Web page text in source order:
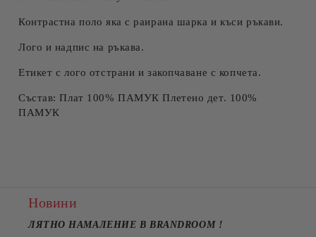
Ние ще се свържем с вас в рамките на работния ден.
Контрастна поло яка с раирана шарка и къси ръкави.
Лого и надпис на ръкава.
Етикет с лого отстрани и закопчаване с копчета.
Състав: Плат 100% ПАМУК Плетено дет. 100%
ПАМУК
Новини
ЛЯТНО НАМАЛЕНИЕ В BRANDROOM !